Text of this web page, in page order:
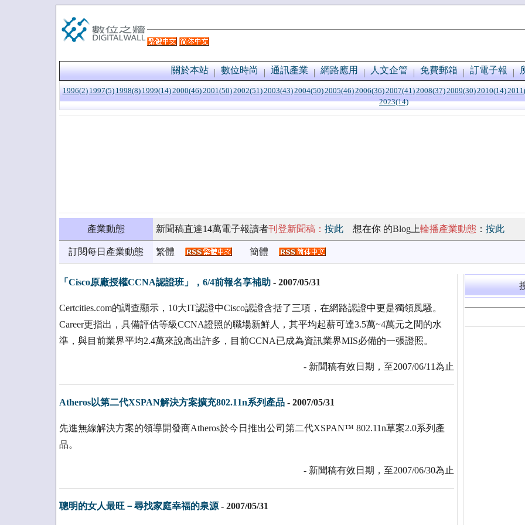
關於本站 數位時尚 通訊產業 網路應用 人文企管 免費郵箱 訂電子報
1996(2) 1997(5) 1998(8) 1999(14)2000(46)2001(50)2002(51)2003(43)2004(50)2005(46)2006(36)2007(41)2008(37)2009(30)2010(14)
2023(14)
產業動態 新聞稿直達14萬電子報讀者刊登新聞稿： 按此想在你 的Blog上輪播產業動態： 按此
訂閱每日產業動態 繁體 簡體
「Cisco原廠授權CCNA認證班」，6/4前報名享補助- 2007/05/31
Certcities.com的調查顯示，10大IT認證中Cisco認證含括了三項，在網路認證中更是獨領風騷。
Career更指出，具備評估等級CCNA證照的職場新鮮人，其平均起薪可達3.5萬~4萬元之間的水
準，與目前業界平均2.4萬來說高出許多，目前CCNA已成為資訊業界MIS必備的一張證照。
- 新聞稿有效日期，至2007/06/11為止
Atheros以第二代XSPAN解決方案擴充802.11n系列產品- 2007/05/31
先進無線解決方案的領導開發商Atheros於今日推出公司第二代XSPAN™ 802.11n草案2.0系列產
品。
- 新聞稿有效日期，至2007/06/30為止
聰明的女人最旺－尋找家庭幸福的泉源- 2007/05/31